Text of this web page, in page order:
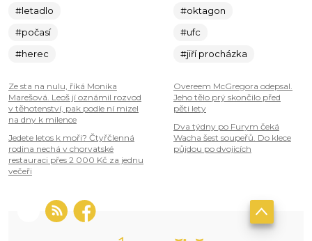
#letadlo
#počasí
#herec
Ze sta na nulu, říká Monika
Marešová. Leoš jí oznámil rozvod
v těhotenství, pak podle ní mizel
na dny k milence
Jedete letos k moři? Čtyřčlenná
rodina nechá v chorvatské
restauraci přes 2 000 Kč za jednu
večeři
#oktagon
#ufc
#jiří procházka
Overeem McGregora odepsal.
Jeho tělo prý skončilo před
pěti lety
Dva týdny po Furym čeká
Wacha šest soupeřů. Do klece
půjdou po dvojicích